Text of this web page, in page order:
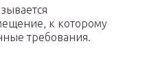
к которому
требования.